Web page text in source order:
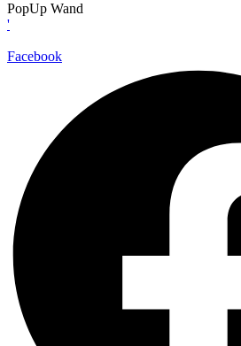
PopUp Wand
'
Facebook